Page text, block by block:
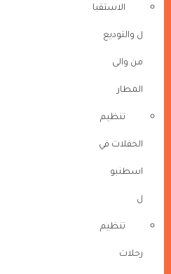
الاستقبا
ل والتوديع
من والى
المطار
تنظيم
الحفلات في
اسطنبو
ل
تنظيم
رحلات